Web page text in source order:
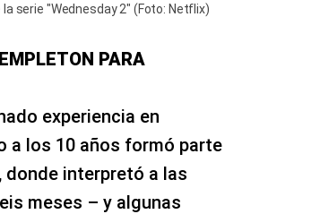
serie "Wednesday 2" (Foto: Netflix)
PARA
experiencia en
a los 10 años formó parte
donde interpretó a las
meses – y algunas